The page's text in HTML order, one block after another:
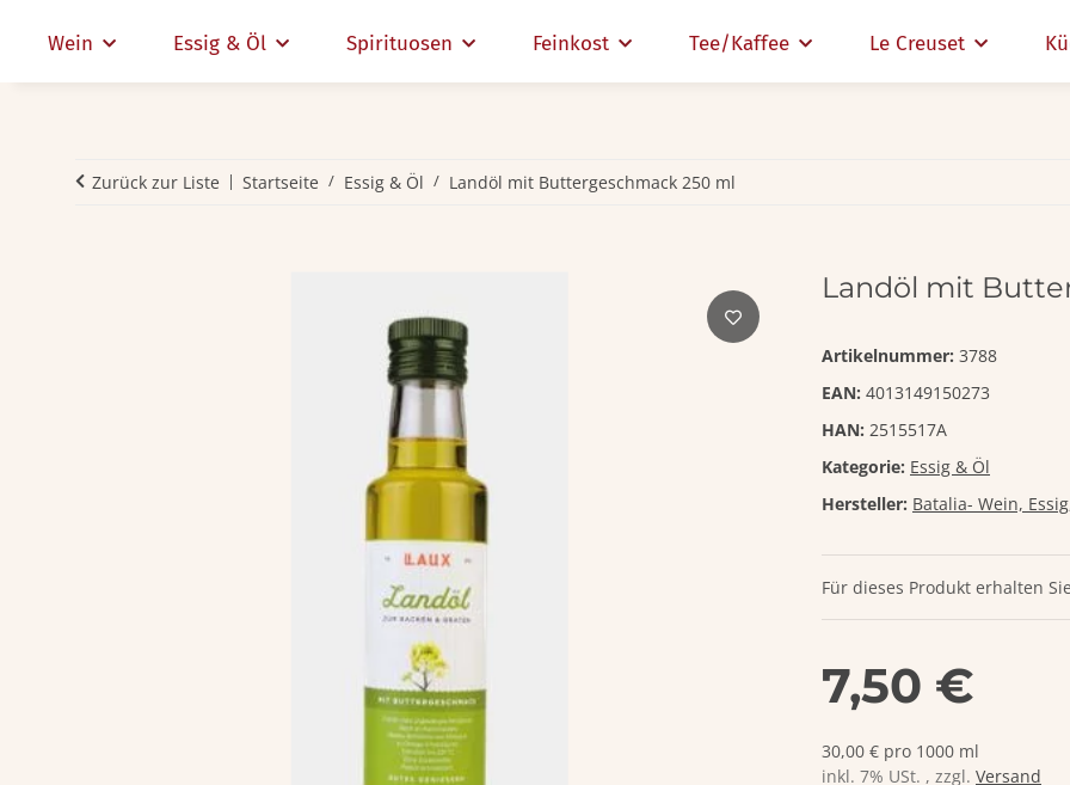
Wein Essig & Öl Spirituosen Feinkost Tee/Kaffee Le Creuset
Zurück zur Liste Startseite Essig & Öl Landöl mit Buttergeschmack 250 ml
Landöl mit
Artikelnummer: 3788
EAN: 4013149150273
HAN: 2515517A
Kategorie: Essig & Öl
Hersteller: Batalia- Wein,
Für dieses Produkt erhalten Sie
7,50 €
30,00 € pro 1000 ml
inkl. 7% USt. , zzgl. Versand